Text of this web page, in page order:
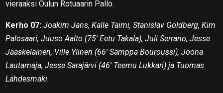
vieraaksi Oulun Rotuaarin Pallo.
Kerho 07: Joakim Jans, Kalle Taimi, Stanislav Goldberg, Kim
Palosaari, Juuso Aalto (75′ Eetu Takala), Juli Serrano, Jesse
Jääskeläinen, Ville Ylinen (66′ Samppa Bouroussi), Joona
Lautamaja, Jesse Sarajärvi (46′ Teemu Lukkari) ja Tuomas
Lähdesmäki.